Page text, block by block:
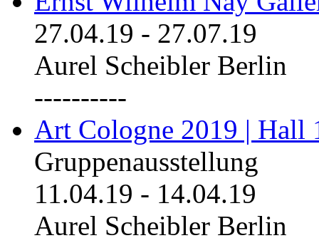
27.04.19 - 27.07.19
Aurel Scheibler Berlin
----------
Art Cologne 2019 | Hall
Gruppenausstellung
11.04.19 - 14.04.19
Aurel Scheibler Berlin